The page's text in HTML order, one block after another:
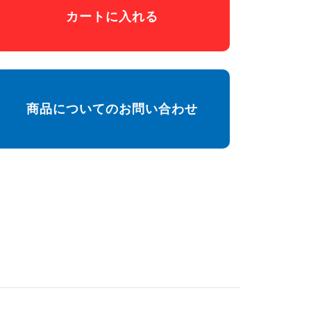
カートに入れる
商品についてのお問い合わせ